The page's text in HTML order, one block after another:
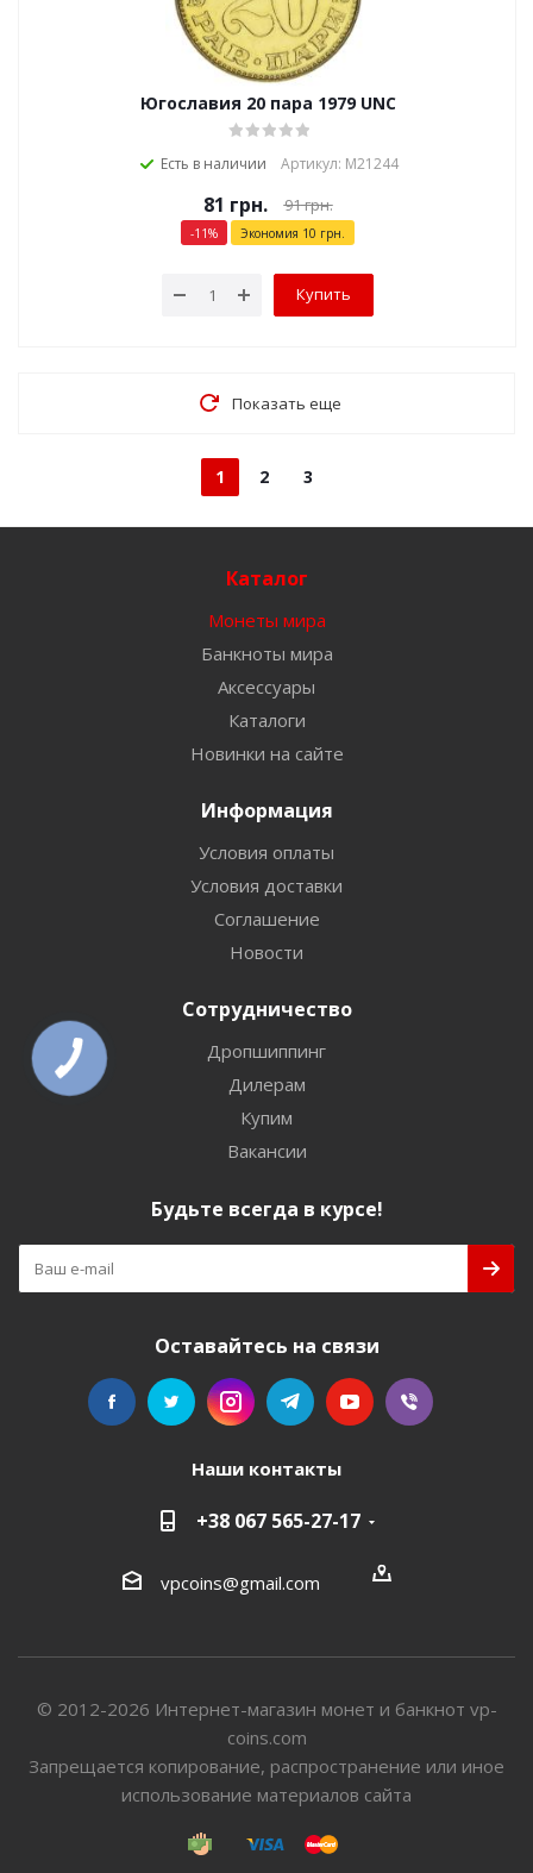
Югославия 20 пара 1979 UNC
Есть в наличии Артикул: М21244
81 грн. 91грн.
-11% Экономия 10 грн.
Купить
Показать еще
1 2 3
Каталог
Монеты мира
Банкноты мира
Аксессуары
Каталоги
Новинки на сайте
Информация
Условия оплаты
Условия доставки
Соглашение
Новости
Сотрудничество
Дропшиппинг
Дилерам
Купим
Вакансии
Будьте всегда в курсе!
Оставайтесь на связи
Наши контакты
+38 067 565-27-17
vpcoins@gmail.com
© 2012-2026 Интернет-магазин монет и банкнот vp-
coins.com
Запрещается копирование, распространение или иное
использование материалов сайта